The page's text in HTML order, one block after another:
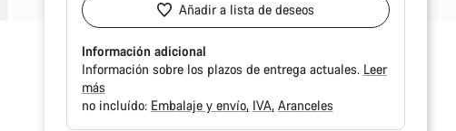
Añadir a lista de deseos
Información adicional
Información sobre los plazos de entrega actuales. Leer
más
no incluído: Embalaje y envío IVA Aranceles